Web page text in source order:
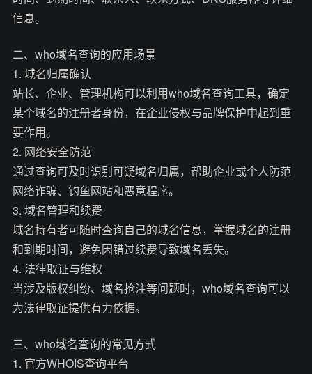
信息。
二、who域名查询的应用场景
1. 域名归属确认
站长、企业、管理机构可以利用who域名查询工具，确定
某个域名的注册者身份，在企业侵权与品牌保护中起到重
要作用。
2. 网络安全防范
通过查询可及时识别可疑域名归属，帮助企业或个人防范
网络诈骗、钓鱼网站和恶意程序。
3. 域名管理和续费
域名持有者可随时查询自己的域名信息，掌握域名的注册
和到期时间，避免因错过续费导致域名丢失。
4. 法律取证与维权
当涉及版权纠纷、域名抢注等问题时，who域名查询可以
为法律取证提供有力依据。
三、who域名查询的常见方式
1. 官方WHOIS查询平台